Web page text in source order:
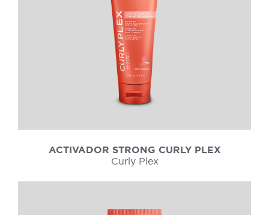
ACTIVADOR STRONG CURLY PLEX
Curly Plex